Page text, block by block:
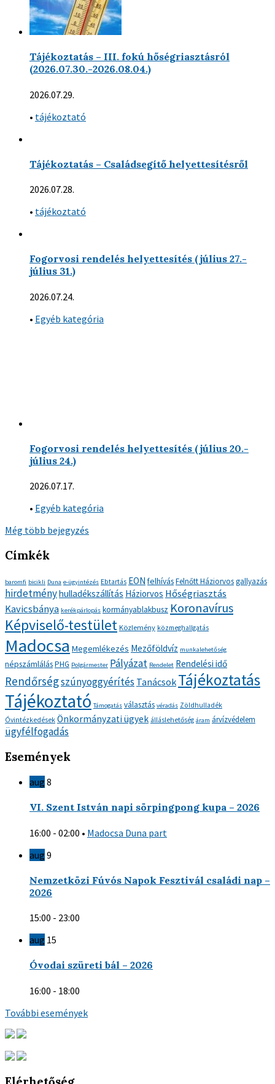
Tájékoztatás – III. fokú hőségriasztásról
(2026.07.30.-2026.08.04.)
2026.07.29.
• tájékoztató
Tájékoztatás – Családsegítő helyettesítésről
2026.07.28.
• tájékoztató
Fogorvosi rendelés helyettesítés (július 27.-
július 31.)
2026.07.24.
• Egyéb kategória
Fogorvosi rendelés helyettesítés (július 20.-
július 24.)
2026.07.17.
• Egyéb kategória
Még több bejegyzés
Címkék
baromfi bicikli Duna e-ügyintézés Ebtartás EON felhívásFelnőtt Háziorvosgallyazás
hirdetményhulladékszállítás Háziorvos Hőségriasztás
Kavicsbánya kerékpárlopás kormányablakbusz Koronavírus
Képviselő-testület Közlemény közmeghallgatás
Madocsa Megemlékezés Mezőföldvíz munkalehetőség
népszámlálásPHG Polgármester Pályázat Rendelet Rendelési idő
Rendőrségszúnyoggyérítés Tanácsok Tájékoztatás
Tájékoztató Támogatás választás véradás Zöldhulladék
Óvintézkedések Önkormányzati ügyek álláslehetőség áram árvízvédelem
ügyfélfogadás
Események
aug 8
VI. Szent István napi sörpingpong kupa – 2026
16:00 - 02:00 • Madocsa Duna part
aug 9
Nemzetközi Fúvós Napok Fesztivál családi nap –
2026
15:00 - 23:00
aug 15
Óvodai szüreti bál – 2026
16:00 - 18:00
További események